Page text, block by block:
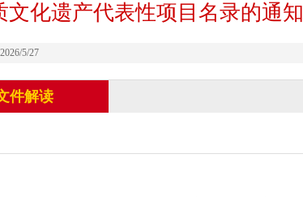
化遗产代表性项目名录的通知
5/27
件解读